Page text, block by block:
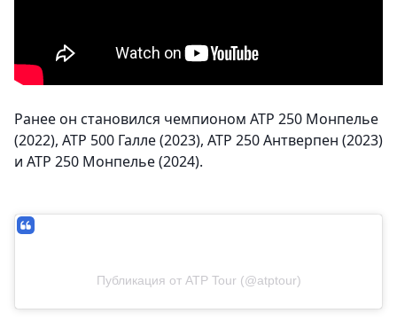
Ранее он становился чемпионом ATP 250 Монпелье
(2022), ATP 500 Галле (2023), ATP 250 Антверпен (2023)
и ATP 250 Монпелье (2024).
Публикация от ATP Tour (@atptour)